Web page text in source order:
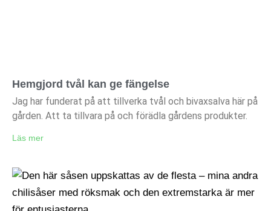
Hemgjord tvål kan ge fängelse
Jag har funderat på att tillverka tvål och bivaxsalva här på
gården. Att ta tillvara på och förädla gårdens produkter.
Läs mer